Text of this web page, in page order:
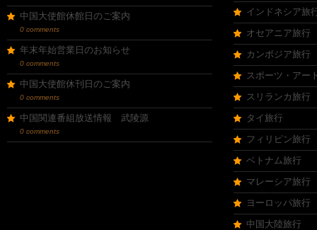
中国大使館休館日のご案内
0 comments
年末年始営業日のお知らせ
0 comments
中国大使館休刊日のご案内
0 comments
中国関連番組放送情報 武陵源
0 comments
インドネシア旅
オセアニア旅行
カンボジア旅行
スポーツ・アー
スリランカ旅行
タイ旅行
フィリピン旅行
ベトナム旅行
マレーシア旅行
ヨーロッパ旅行
中国大陸旅行